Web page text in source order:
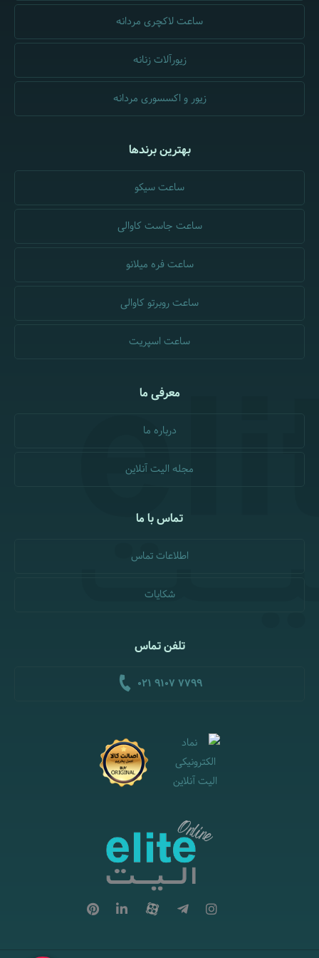
ساعت لاکچری مردانه
زیورآلات زنانه
زیور و اکسسوری مردانه
بهترین برندها
ساعت سیکو
ساعت جاست کاوالی
ساعت فره میلانو
ساعت روبرتو کاوالی
ساعت اسپریت
معرفی ما
درباره ما
مجله الیت آنلاین
تماس با ما
اطلاعات تماس
شکایات
تلفن تماس
021 9107 7799